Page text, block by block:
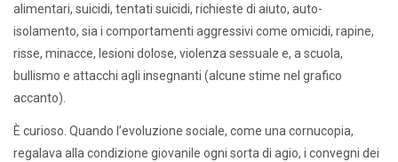
alimentari, suicidi, tentati suicidi, richieste di aiuto, auto-
isolamento, sia i comportamenti aggressivi come omicidi, rapine,
risse, minacce, lesioni dolose, violenza sessuale e, a scuola,
bullismo e attacchi agli insegnanti (alcune stime nel grafico
accanto).
È curioso. Quando l’evoluzione sociale, come una cornucopia,
regalava alla condizione giovanile ogni sorta di agio, i convegni dei